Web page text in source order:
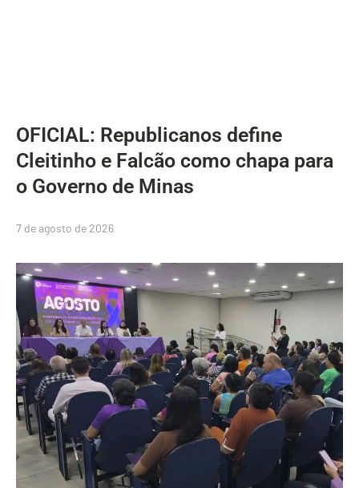
OFICIAL: Republicanos define
Cleitinho e Falcão como chapa para
o Governo de Minas
7 de agosto de 2026